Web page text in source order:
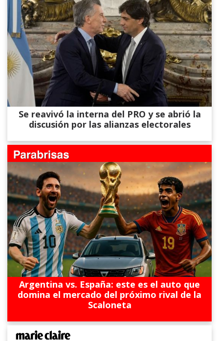
Se reavivó la interna del PRO y se abrió la
discusión por las alianzas electorales
Argentina vs. España: este es el auto que
domina el mercado del próximo rival de la
Scaloneta